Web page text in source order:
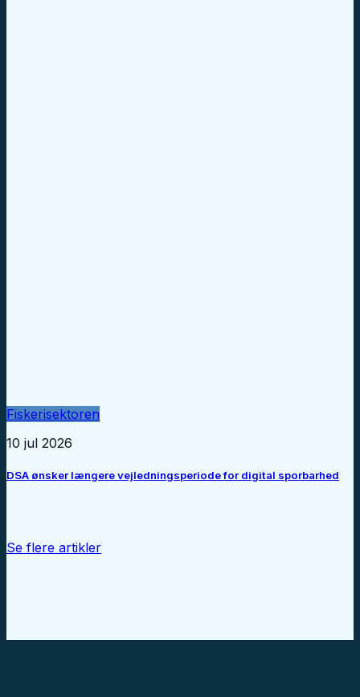
Fiskerisektoren
10 jul 2026
DSA ønsker længere vejledningsperiode for digital sporbarhed
Se flere artikler